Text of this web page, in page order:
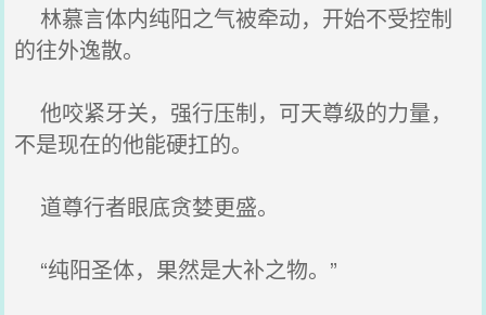
林慕言体内纯阳之气被牵动，开始不受控制
的往外逸散。
他咬紧牙关，强行压制，可天尊级的力量，
不是现在的他能硬扛的。
道尊行者眼底贪婪更盛。
“纯阳圣体，果然是大补之物。”